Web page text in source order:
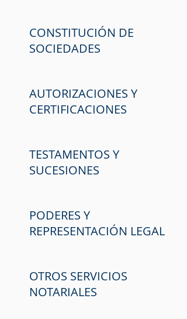
CONSTITUCIÓN DE
SOCIEDADES
AUTORIZACIONES Y
CERTIFICACIONES
TESTAMENTOS Y
SUCESIONES
PODERES Y
REPRESENTACIÓN LEGAL
OTROS SERVICIOS
NOTARIALES